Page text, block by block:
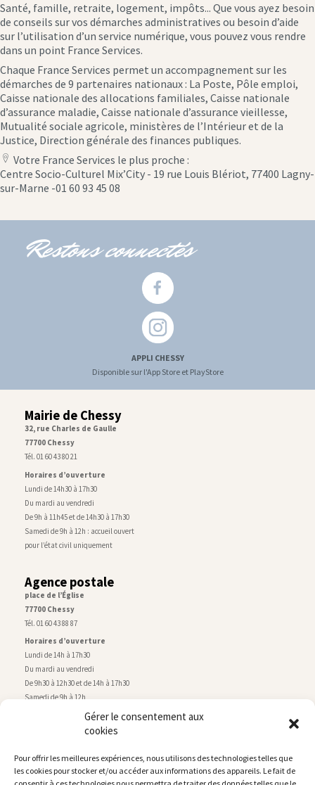
Gérer le consentement aux
cookies
Pour offrir les meilleures expériences, nous utilisons des technologies telles que
les cookies pour stocker et/ou accéder aux informations des appareils. Le fait de
Santé, famille, retraite, logement, impôts... Que vous ayez besoin
de conseils sur vos démarches administratives ou besoin d’aide
sur l’utilisation d’un service numérique, vous pouvez vous rendre
dans un point France Services.
Chaque France Services permet un accompagnement sur les
démarches de 9 partenaires nationaux : La Poste, Pôle emploi,
Caisse nationale des allocations familiales, Caisse nationale
d’assurance maladie, Caisse nationale d’assurance vieillesse,
Mutualité sociale agricole, ministères de l’Intérieur et de la
Justice, Direction générale des finances publiques.
location
icon
Votre France Services le plus proche :
Centre Socio-Culturel Mix’City - 19 rue Louis Blériot, 77400 Lagny-
sur-Marne -01 60 93 45 08
Restons connectés
APPLI CHESSY
Disponible sur l'App Store et PlayStore
Mairie de Chessy
32, rue Charles de Gaulle
77700 Chessy
Tél. 01 60 43 80 21
Horaires d’ouverture
Lundi de 14h30 à 17h30
Du mardi au vendredi
De 9h à 11h45 et de 14h30 à 17h30
Samedi de 9h à 12h : accueil ouvert
pour l’état civil uniquement
Agence postale
place de l’Église
77700 Chessy
Tél. 01 60 43 88 87
Horaires d’ouverture
Lundi de 14h à 17h30
Du mardi au vendredi
De 9h30 à 12h30 et de 14h à 17h30
Samedi de 9h à 12h
Service technique
rue de Montry–77700 Chessy
Tél. 01 60 43 52 63